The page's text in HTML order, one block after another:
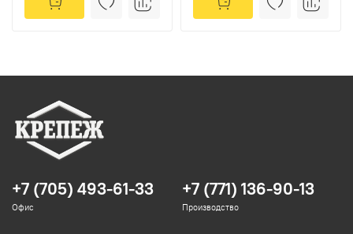
+7 (705) 493-61-33
Офис
+7 (771) 136-90-13
Производство